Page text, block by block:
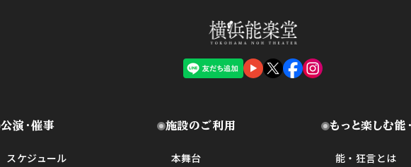
公演・催事
スケジュール
施設のご利用
本舞台
もっと楽しむ能
能・狂言とは